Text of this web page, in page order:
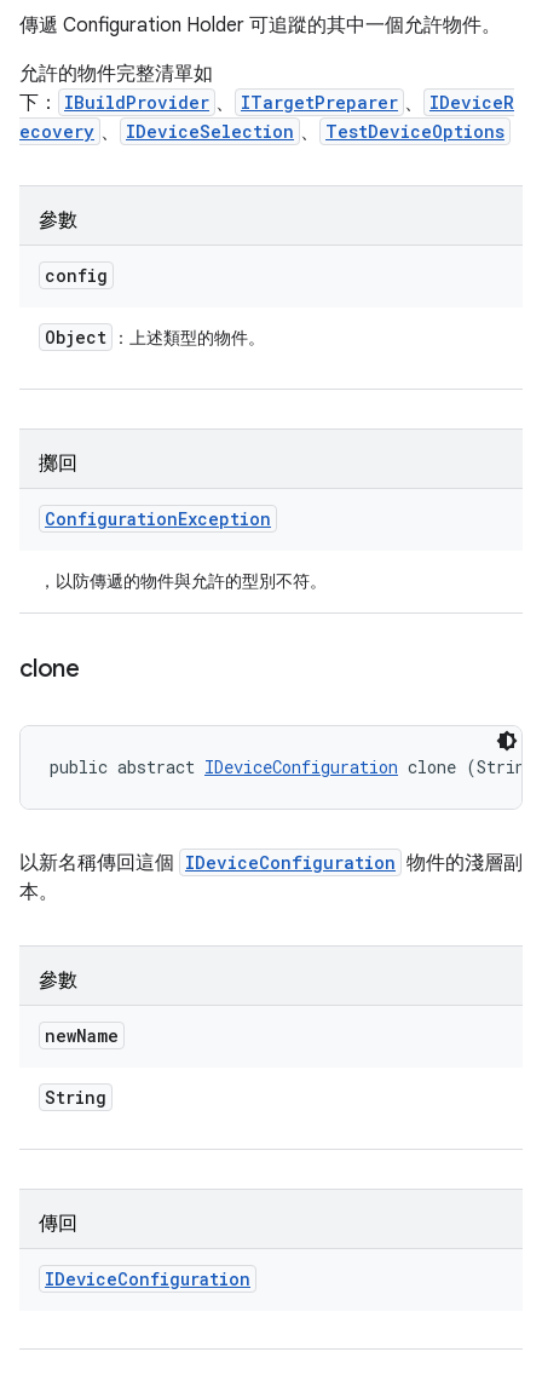
傳遞 Configuration Holder 可追蹤的其中一個允許物件。
允許的物件完整清單如
下：
IBuildProvider 、 ITargetPreparer 、
IDeviceR
ecovery 、 IDeviceSelection 、 TestDeviceOptions
參數
config
Object ：上述類型的物件。
擲回
ConfigurationException
，以防傳遞的物件與允許的型別不符。
clone
public abstract IDeviceConfiguration clone (String
以新名稱傳回這個 IDeviceConfiguration 物件的淺層副
本。
參數
newName
String
傳回
IDeviceConfiguration